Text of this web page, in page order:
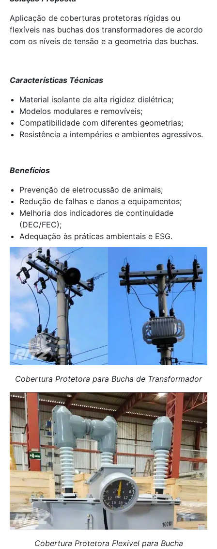
Aplicação de coberturas protetoras rígidas ou
flexíveis nas buchas dos transformadores de acordo
com os níveis de tensão e a geometria das buchas.
Características Técnicas
Material isolante de alta rigidez dielétrica;
Modelos modulares e removíveis;
Compatibilidade com diferentes geometrias;
Resistência a intempéries e ambientes agressivos.
Benefícios
Prevenção de eletrocussão de animais;
Redução de falhas e danos a equipamentos;
Melhoria dos indicadores de continuidade
(DEC/FEC);
Adequação às práticas ambientais e ESG.
Cobertura Protetora para Bucha de Transformador
Cobertura Protetora Flexível para Bucha